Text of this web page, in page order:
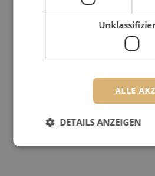
ALLE
DETAILS ANZEIGEN